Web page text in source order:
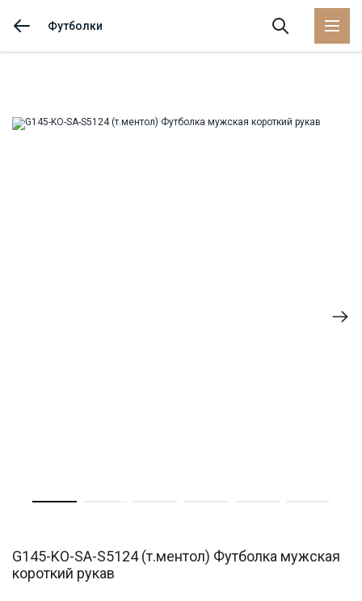
Футболки
G145-KO-SA-S5124 (т.ментол) Футболка мужская
короткий рукав